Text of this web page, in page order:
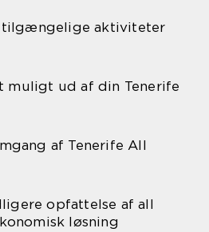
tilgængelige aktiviteter
muligt ud af din Tenerife
af Tenerife All
opfattelse af all
løsning